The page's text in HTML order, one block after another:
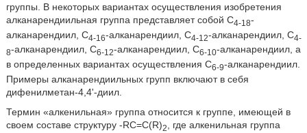
группы. В некоторых вариантах осуществления изобретения
алканарендиильная группа представляет собой C4-18-
алканарендиил, C4-16-алканарендиил, C4-12-алканарендиил, C4-
8-алканарендиил, C6-12-алканарендиил, C6-10-алканарендиил, а
в определенных вариантах осуществления C6-9-алканарендиил.
Примеры алканарендиильных групп включают в себя
дифенилметан-4,4'-диил.
Термин «алкенильная» группа относится к группе, имеющей в
своем составе структуру -RC=C(R)2
, где алкенильная группа